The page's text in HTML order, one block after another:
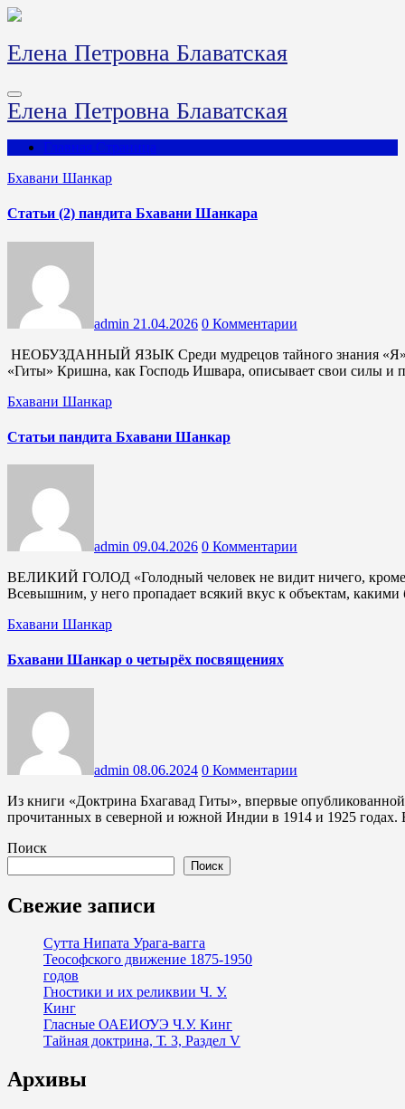
Перейти
содержимому
Елена Петровна Блаватская
Елена Петровна Блаватская
Главная Страница
Бхавани Шанкар
Статьи (2) пандита Бхавани Шанкара
admin 21.04.2026 0 Комментарии
НЕОБУЗДАННЫЙ ЯЗЫК Среди мудрецов тайного знания «Я» - их безмолвие». — Бхагавад-Гита, X, 38. В десятой беседе
«Гиты» Кришна, как Господь Ишвара, описывает свои силы и
Бхавани Шанкар
Статьи пандита Бхавани Шанкар
admin 09.04.2026 0 Комментарии
ВЕЛИКИЙ ГОЛОД «Голодный человек не видит ничего, кроме удовлетворения своего аппетита, а когда он знакомится со
Всевышним, у него пропадает всякий вкус к объектам,
Бхавани Шанкар
Бхавани Шанкар о четырёх посвящениях
admin 08.06.2024 0 Комментарии
Из книги «Доктрина Бхагавад Гиты», впервые опубликованной в двух частях, в 1923 и 1928 годах, на основании лекций,
прочитанных в северной и южной Индии в 1914 и 1925
Поиск
Поиск
Свежие записи
Сутта Нипата Урага-вагга
Теософского движение 1875-1950
годов
Гностики и их реликвии Ч. У.
Кинг
Гласные ОАЕИО̄УЭ Ч.У. Кинг
Тайная доктрина, Т. 3, Раздел V
Архивы